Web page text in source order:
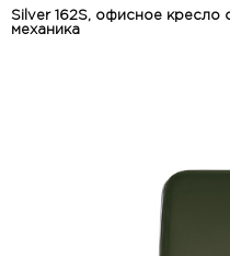
Silver 162S, офисное кресло
механика